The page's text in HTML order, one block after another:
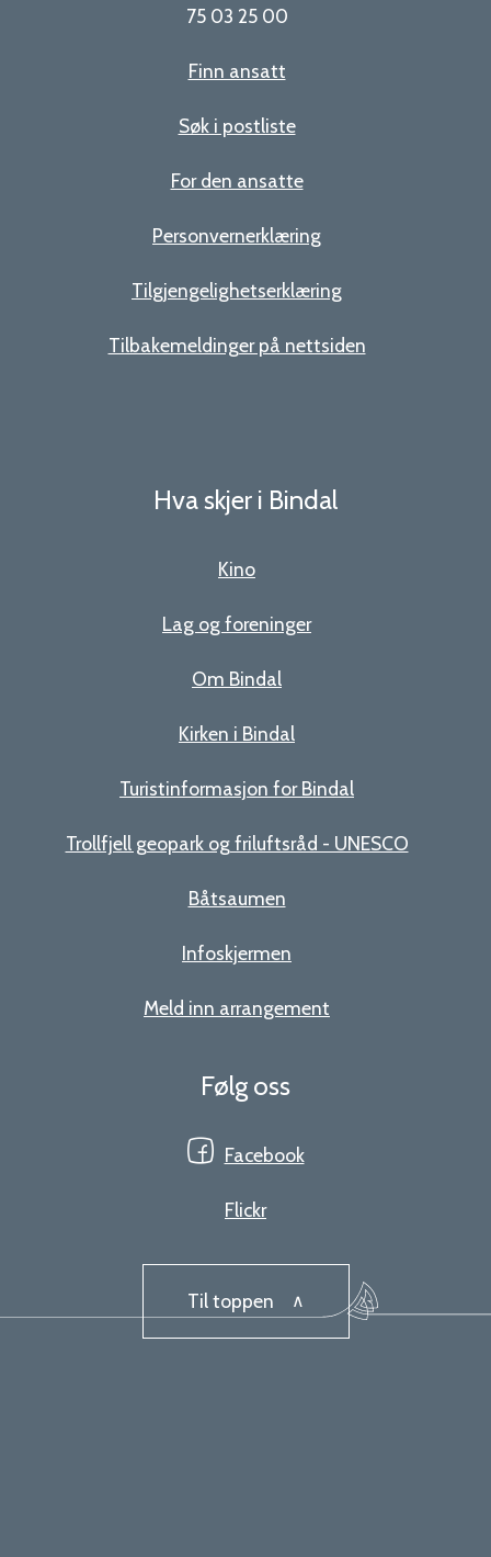
75 03 25 00
Finn ansatt
Søk i postliste
For den ansatte
Personvernerklæring
Tilgjengelighetserklæring
Tilbakemeldinger på nettsiden
Hva skjer i Bindal
Kino
Lag og foreninger
Om Bindal
Kirken i Bindal
Turistinformasjon for Bindal
Trollfjell geopark og friluftsråd - UNESCO
Båtsaumen
Infoskjermen
Meld inn arrangement
Følg oss
Facebook
Flickr
Til toppen